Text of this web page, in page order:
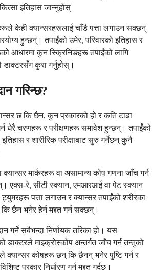
इतिहास जान्नुहोस्
केही क्यान्सरहरूलाई चाँडै पत्ता लगाउन सक्छन्
हुन्छन्। तपाईंको उमेर, परिवारको इतिहास र
आधारमा कुन स्क्रिनिङहरू तपाईंको लागि
कुरा गर्नुहोस्।
गरिन्छ?
छ कि छैन, कुन प्रकारको हो र कति टाढा
धेरै चरणहरू र परीक्षणहरू समावेश हुन्छन्। तपाईंको
र शारीरिक परीक्षाबाट सुरु गर्नेछन् कुनै
क्यान्सर मार्करहरू वा असामान्य कोष गणना जाँच गर्न
एक्स-रे, सीटी स्क्यान, एमआरआई वा पेट स्क्यान
पत्ता लगाउन र क्यान्सर तपाईंको शरीरका
छैन भनेर हेर्न मद्दत गर्न सक्छन्।
गर्ने सबैभन्दा निर्णायक तरिका हो। यस
डाक्टरले माइक्रोस्कोप अन्तर्गत जाँच गर्न तन्तुको
क्यान्सर कोषहरू छन् कि छैनन् भनेर पुष्टि गर्न र
प्रकार निर्धारण गर्न मद्दत गर्दछ।